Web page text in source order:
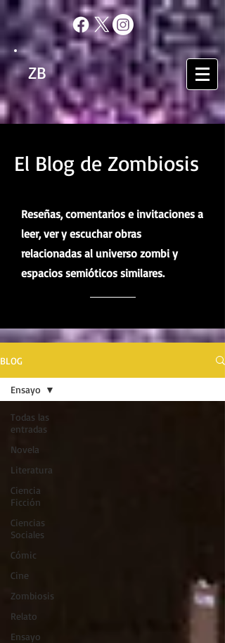
ZB
El Blog de Zombiosis
Reseñas, comentarios e invitaciones a
leer, ver y escuchar obras
relacionadas al universo zombi y
espacios semióticos similares.
BLOG
Todas las
entradas
Novela
Literatura
Ciencia
Ficción
Ciencias
Sociales
Cómic
Cine
Zombiosis
Relato
Ensayo
Ensayo